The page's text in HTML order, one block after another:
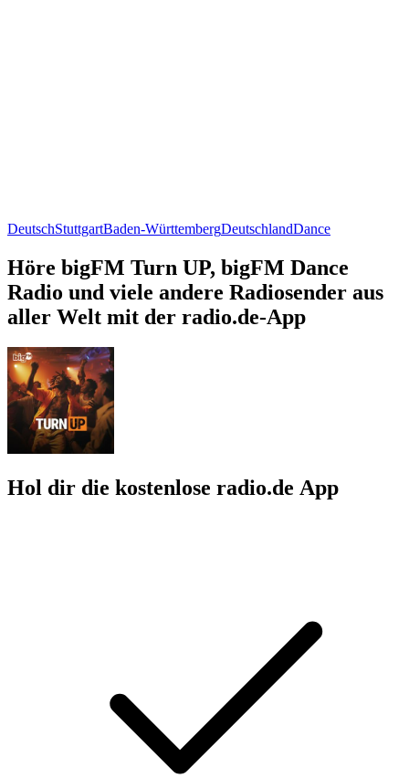
DeutschStuttgartBaden-WürttembergDeutschlandDance
Höre bigFM Turn UP, bigFM Dance
Radio und viele andere Radiosender aus
aller Welt mit der radio.de-App
Hol dir die kostenlose radio.de App